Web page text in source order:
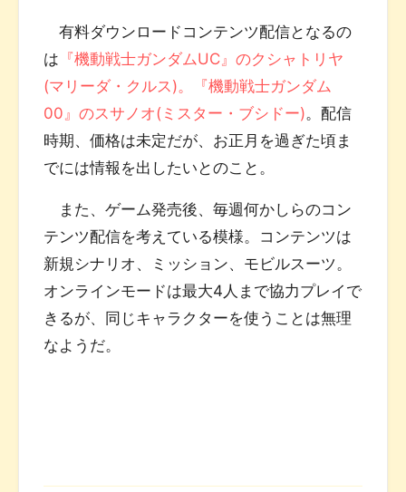
有料ダウンロードコンテンツ配信となるの
は 『機動戦士ガンダムUC』のクシャトリヤ
(マリーダ・クルス)。『機動戦士ガンダム
00』のスサノオ(ミスター・ブシドー)。配信
時期、価格は未定だが、お正月を過ぎた頃ま
でには情報を出したいとのこと。
また、ゲーム発売後、毎週何かしらのコン
テンツ配信を考えている模様。コンテンツは
新規シナリオ、ミッション、モビルスーツ。
オンラインモードは最大4人まで協力プレイで
きるが、同じキャラクターを使うことは無理
なようだ。